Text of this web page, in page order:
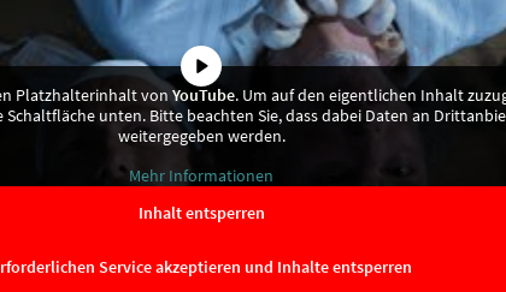
Platzhalterinhalt von YouTube. Um auf den eigentlichen Inhalt
Schaltfläche unten. Bitte beachten Sie, dass dabei Daten an
weitergegeben werden.
Mehr Informationen
Inhalt entsperren
Service akzeptieren und Inhalte entsperren